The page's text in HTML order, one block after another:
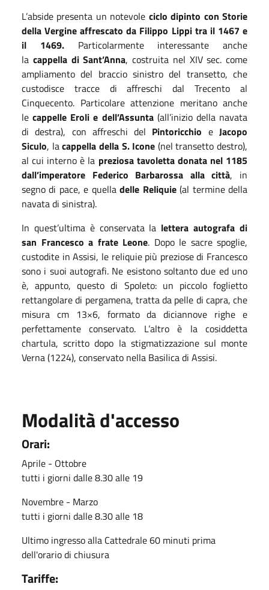
L’abside presenta un notevole ciclo dipinto con Storie
della Vergine affrescato da Filippo Lippi tra il 1467 e
il 1469.Particolarmente interessante anche
la cappella di Sant’Anna, costruita nel XIV sec. come
ampliamento del braccio sinistro del transetto, che
custodisce tracce di affreschi dal Trecento al
Cinquecento. Particolare attenzione meritano anche
lecappelle Eroli e dell’Assunta(all’inizio della navata
di destra), con affreschi del Pintoricchio eJacopo
Siculo, lacappella della S. Icone (nel transetto destro),
al cui interno è la preziosa tavoletta donata nel 1185
dall’imperatore Federico Barbarossa alla città, in
segno di pace, e quelladelle Reliquie(al termine della
navata di sinistra).
In quest’ultima è conservata la lettera autografa di
san Francesco a frate Leone. Dopo le sacre spoglie,
custodite in Assisi, le reliquie più preziose di Francesco
sono i suoi autografi. Ne esistono soltanto due ed uno
è, appunto, questo di Spoleto: un piccolo foglietto
rettangolare di pergamena, tratta da pelle di capra, che
misura cm 13×6, formato da diciannove righe e
perfettamente conservato. L’altro è la cosiddetta
chartula, scritto dopo la stigmatizzazione sul monte
Verna (1224), conservato nella Basilica di Assisi.
Modalità d'accesso
Orari:
Aprile - Ottobre
tutti i giorni dalle 8.30 alle 19
Novembre - Marzo
tutti i giorni dalle 8.30 alle 18
Ultimo ingresso alla Cattedrale 60 minuti prima
dell'orario di chiusura
Tariffe: